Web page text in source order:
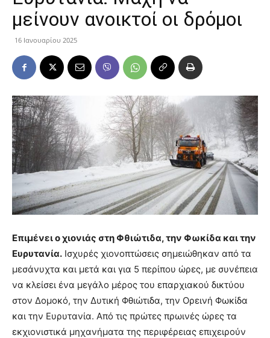
μείνουν ανοικτοί οι δρόμοι
16 Ιανουαρίου 2025
Επιμένει ο χιονιάς στη Φθιώτιδα, την Φωκίδα και την
Ευρυτανία. Ισχυρές χιονοπτώσεις σημειώθηκαν από τα
μεσάνυχτα και μετά και για 5 περίπου ώρες, με συνέπεια
να κλείσει ένα μεγάλο μέρος του επαρχιακού δικτύου
στον Δομοκό, την Δυτική Φθιώτιδα, την Ορεινή Φωκίδα
και την Ευρυτανία. Από τις πρώτες πρωινές ώρες τα
εκχιονιστικά μηχανήματα της περιφέρειας επιχειρούν